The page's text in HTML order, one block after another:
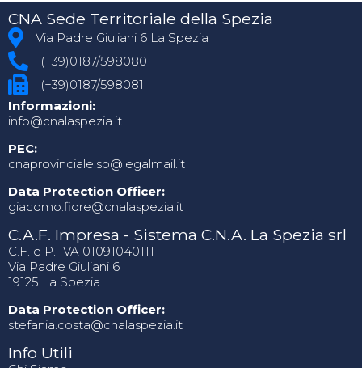
CNA Sede Territoriale della Spezia
Via Padre Giuliani 6 La Spezia
(+39)0187/598080
(+39)0187/598081
Informazioni:
info@cnalaspezia.it
PEC:
cnaprovinciale.sp@legalmail.it
Data Protection Officer:
giacomo.fiore@cnalaspezia.it
C.A.F. Impresa - Sistema C.N.A. La Spezia srl
C.F. e P. IVA 01091040111
Via Padre Giuliani 6
19125 La Spezia
Data Protection Officer:
stefania.costa@cnalaspezia.it
Info Utili